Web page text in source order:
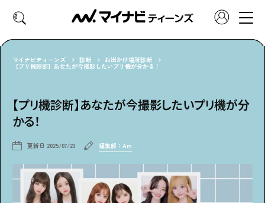
好きなカテゴリーから見る
トレンド スクールライフ
推し活 グルメ
マイナビティーンズ 診断 お出かけ場所診断
【プリ機診断】あなたが今撮影したいプリ機が分かる！
【プリ機診断】あなたが今撮影したいプリ機が分
かる！
更新日 2025/07/23 編集部：Am